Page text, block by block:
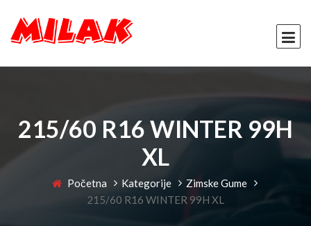
215/60 R16 WINTER 99H
XL
Početna Kategorije
Zimske Gume
215/60 R16 WINTER 99H XL